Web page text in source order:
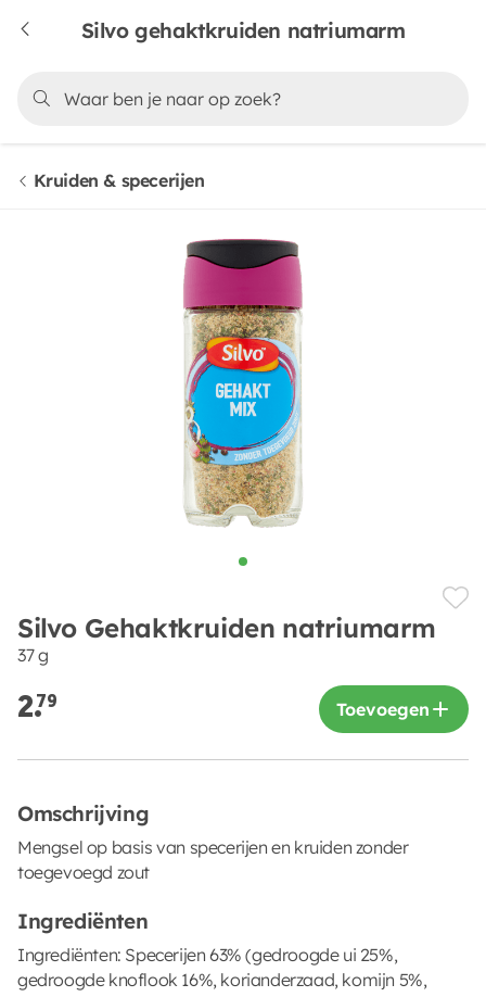
Silvo gehaktkruiden natriumarm
Kruiden & specerijen
Silvo Gehaktkruiden natriumarm
37 g
2.79 Toevoegen
Omschrijving
Mengsel op basis van specerijen en kruiden zonder
toegevoegd zout
Ingrediënten
Ingrediënten: Specerijen 63% (gedroogde ui 25%,
gedroogde knoflook 16%, korianderzaad, komijn 5%,